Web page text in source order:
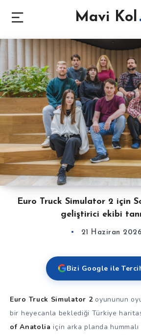
Mavi Kol
Euro Truck Simulator 2 için
geliştirici ekibi
21 Haziran 2026
Bizi Google ile
Euro Truck Simulator 2oyununun
bir heyecanla beklediği Türkiye
of Anatolia için arka planda hummalı